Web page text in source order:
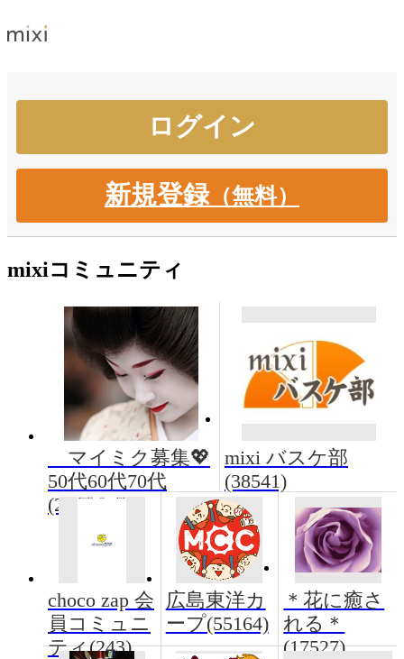
新規登録（無料）
mixiコミュニティ
マイミク募集💖
50代60代70代
(2283)
mixi バスケ部
(38541)
choco zap 会
員コミュニ
ティ(243)
広島東洋カ
ープ(55164)
＊花に癒さ
れる＊
(17527)